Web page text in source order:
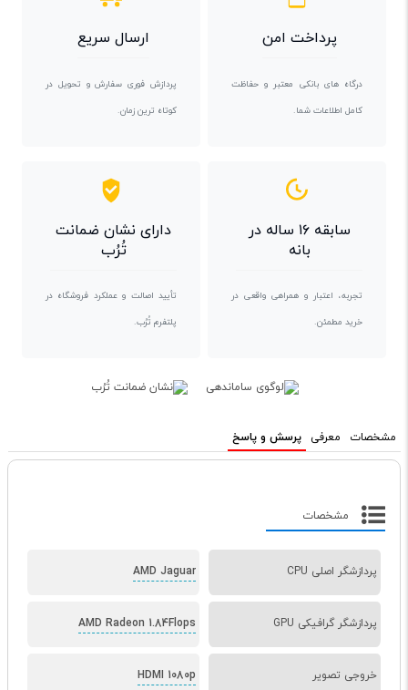
پرداخت امن
درگاه های بانکی معتبر و حفاظت
کامل اطلاعات شما.
ارسال سریع
پردازش فوری سفارش و تحویل در
کوتاه ترین زمان.
سابقه ۱۶ ساله در
بانه
تجربه، اعتبار و همراهی واقعی در
خرید مطمئن.
دارای نشان ضمانت
تُرُب
تأیید اصالت و عملکرد فروشگاه در
پلتفرم تُرُب.
مشخصات معرفی پرسش و پاسخ
مشخصات
پردازشگر اصلی CPU AMD Jaguar
پردازشگر گرافیکی GPU AMD Radeon 1.84Flops
خروجی تصویر HDMI 1080p